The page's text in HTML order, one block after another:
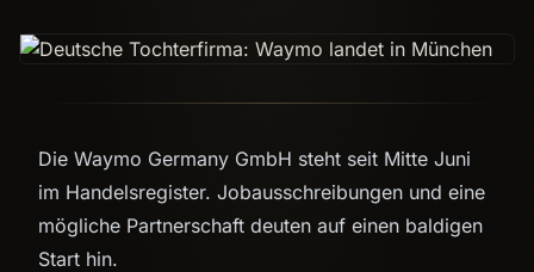
Die Waymo Germany GmbH steht seit Mitte Juni
im Handelsregister. Jobausschreibungen und eine
mögliche Partnerschaft deuten auf einen baldigen
Start hin.